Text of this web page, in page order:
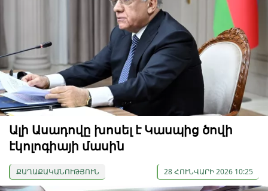
Ալի Ասադովը խոսել է Կասպից ծովի
էկոլոգիայի մասին
ՔԱՂԱՔԱԿԱՆՈՒԹՅՈՒՆ 28 ՀՈՒՆՎԱՐԻ 2026 10:25